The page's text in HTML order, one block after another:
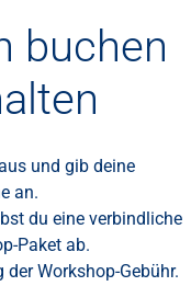
buchen
und gib deine
an.
du eine verbindliche
Paket ab.
Workshop-Gebühr.